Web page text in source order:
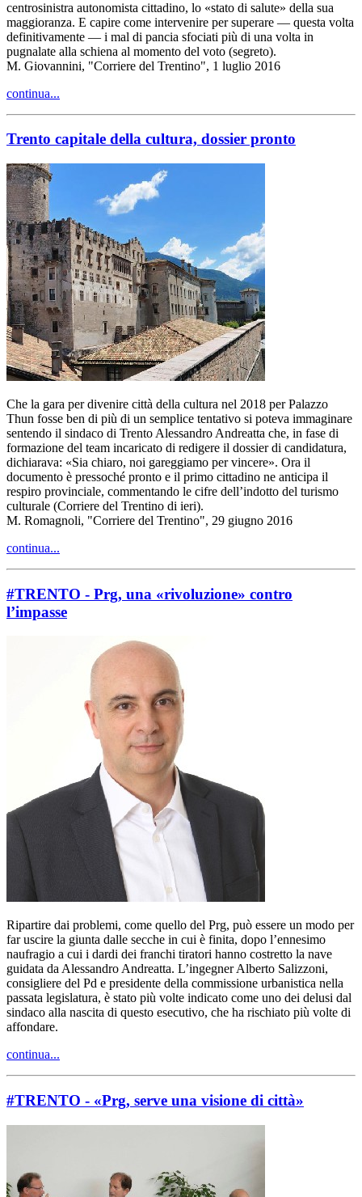
centrosinistra autonomista cittadino, lo «stato di salute» della sua
maggioranza. E capire come intervenire per superare — questa volta
definitivamente — i mal di pancia sfociati più di una volta in
pugnalate alla schiena al momento del voto (segreto).
M. Giovannini, "Corriere del Trentino", 1 luglio 2016
continua...
Trento capitale della cultura, dossier pronto
Che la gara per divenire città della cultura nel 2018 per Palazzo
Thun fosse ben di più di un semplice tentativo si poteva immaginare
sentendo il sindaco di Trento Alessandro Andreatta che, in fase di
formazione del team incaricato di redigere il dossier di candidatura,
dichiarava: «Sia chiaro, noi gareggiamo per vincere». Ora il
documento è pressoché pronto e il primo cittadino ne anticipa il
respiro provinciale, commentando le cifre dell’indotto del turismo
culturale (Corriere del Trentino di ieri).
M. Romagnoli, "Corriere del Trentino", 29 giugno 2016
continua...
#TRENTO - Prg, una «rivoluzione» contro
l’impasse
Ripartire dai problemi, come quello del Prg, può essere un modo per
far uscire la giunta dalle secche in cui è finita, dopo l’ennesimo
naufragio a cui i dardi dei franchi tiratori hanno costretto la nave
guidata da Alessandro Andreatta. L’ingegner Alberto Salizzoni,
consigliere del Pd e presidente della commissione urbanistica nella
passata legislatura, è stato più volte indicato come uno dei delusi dal
sindaco alla nascita di questo esecutivo, che ha rischiato più volte di
affondare.
continua...
#TRENTO - «Prg, serve una visione di città»